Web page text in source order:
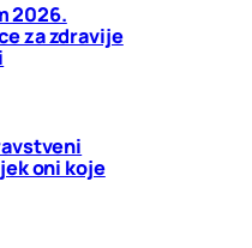
2026.
za zdravije
oni koje